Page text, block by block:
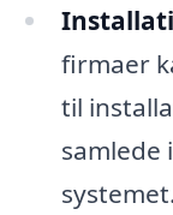
firmaer
til
samlede
systemet.